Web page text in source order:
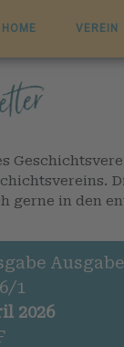
HOME VEREIN
gerne in den
1
2026